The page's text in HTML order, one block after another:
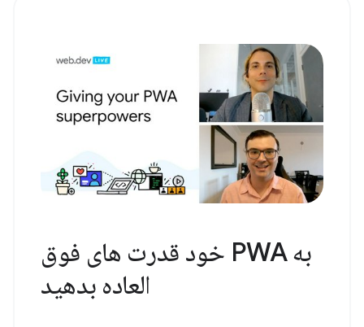
به PWA خود قدرت های فوق
العاده بدهید